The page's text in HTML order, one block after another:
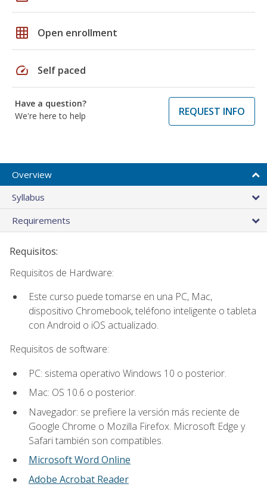
grid_on Open enrollment
speed Self paced
Have a question?
We're here to help
REQUEST INFO
Overview
Syllabus
Requirements
Requisitos:
Requisitos de Hardware:
Este curso puede tomarse en una PC, Mac,
dispositivo Chromebook, teléfono inteligente o tableta
con Android o iOS actualizado.
Requisitos de software:
PC: sistema operativo Windows 10 o posterior.
Mac: OS 10.6 o posterior.
Navegador: se prefiere la versión más reciente de
Google Chrome o Mozilla Firefox. Microsoft Edge y
Safari también son compatibles.
Microsoft Word Online
Adobe Acrobat Reader